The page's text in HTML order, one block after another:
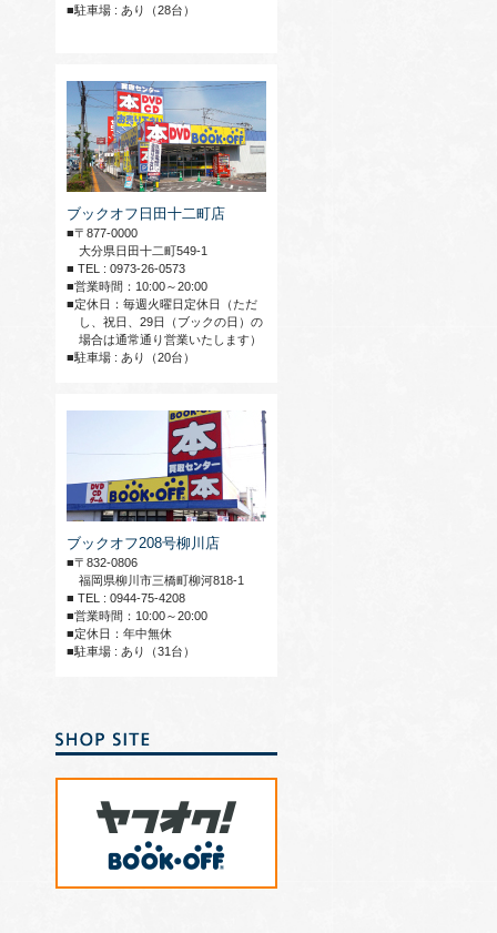
■駐車場 : あり（28台）
ブックオフ日田十二町店
■〒877-0000
大分県日田十二町549-1
■ TEL : 0973-26-0573
■営業時間：10:00～20:00
■定休日：毎週火曜日定休日（ただ
し、祝日、29日（ブックの日）の
場合は通常通り営業いたします）
■駐車場 : あり（20台）
ブックオフ208号柳川店
■〒832-0806
福岡県柳川市三橋町柳河818-1
■ TEL : 0944-75-4208
■営業時間：10:00～20:00
■定休日：年中無休
■駐車場 : あり（31台）